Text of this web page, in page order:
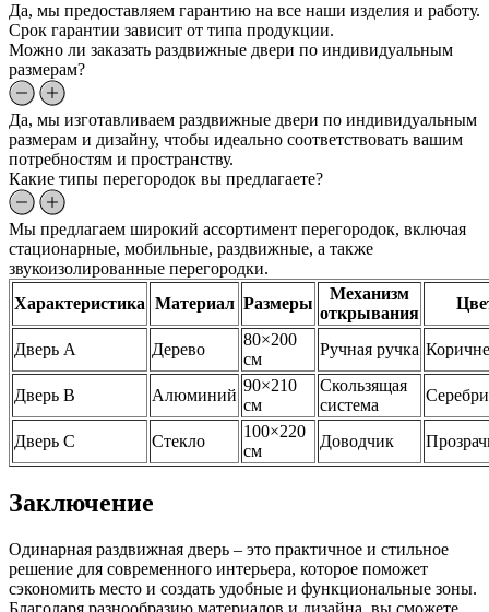
Да, мы предоставляем гарантию на все наши изделия и работу.
Срок гарантии зависит от типа продукции.
Можно ли заказать раздвижные двери по индивидуальным
размерам?
Да, мы изготавливаем раздвижные двери по индивидуальным
размерам и дизайну, чтобы идеально соответствовать вашим
потребностям и пространству.
Какие типы перегородок вы предлагаете?
Мы предлагаем широкий ассортимент перегородок, включая
стационарные, мобильные, раздвижные, а также
звукоизолированные перегородки.
Характеристика Материал Размеры
Механизм
открывания
Дверь А Дерево
80×200
см
Ручная ручка
Дверь B Алюминий
90×210
см
Скользящая
система
Дверь C Стекло
100×220
см
Доводчик
Заключение
Одинарная раздвижная дверь – это практичное и стильное
решение для современного интерьера, которое поможет
сэкономить место и создать удобные и функциональные зоны.
Благодаря разнообразию материалов и дизайна, вы сможете